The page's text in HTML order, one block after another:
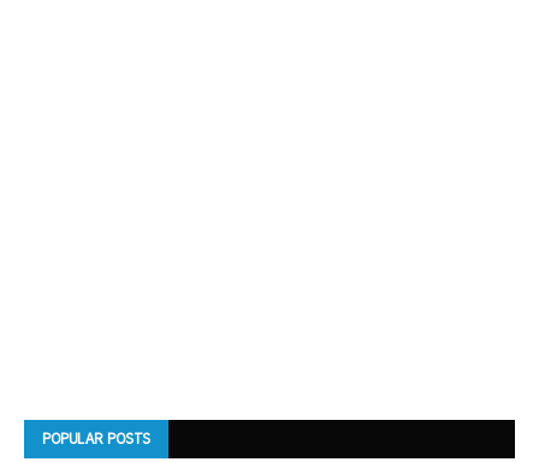
POPULAR POSTS